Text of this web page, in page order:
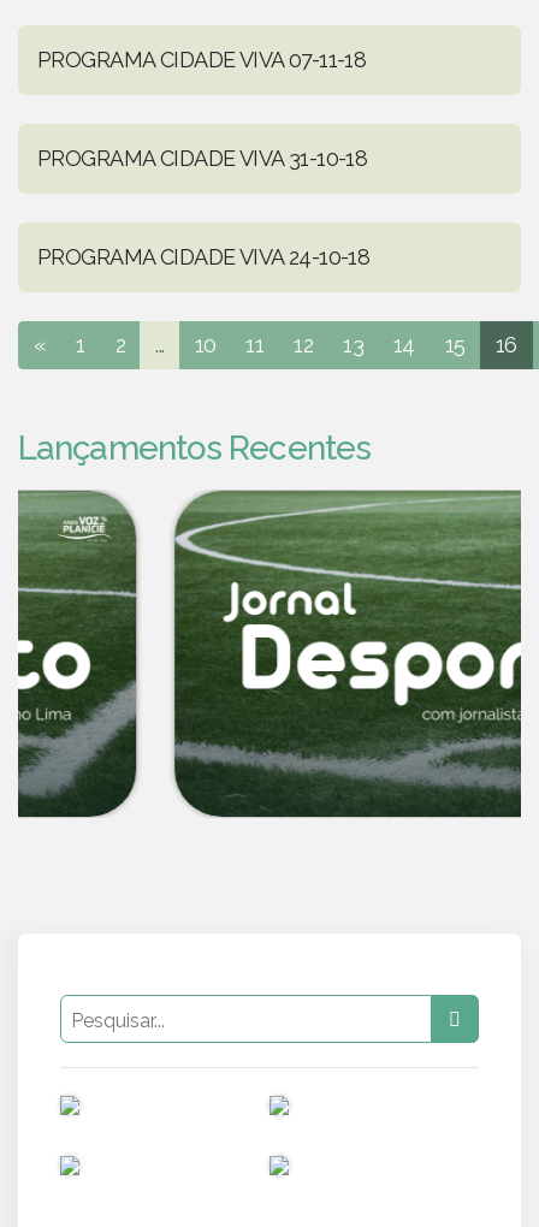
PROGRAMA CIDADE VIVA 07-11-18
PROGRAMA CIDADE VIVA 31-10-18
PROGRAMA CIDADE VIVA 24-10-18
« 1 2 ... 10 11 12 13 14 15 16
Lançamentos Recentes